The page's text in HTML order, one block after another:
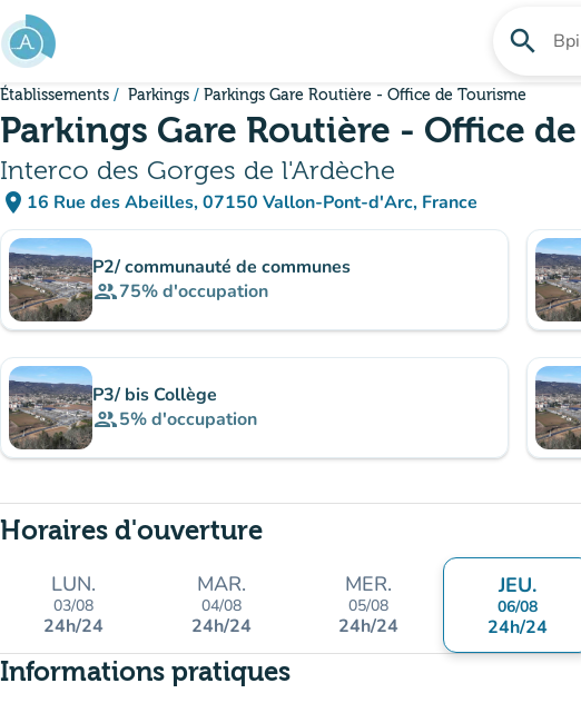
Aller au contenu principal
search
Établissements Parkings Parkings Gare Routière - Office de Tourisme
Parkings Gare Routière - Office
Interco des Gorges de l'Ardèche
place 16 Rue des Abeilles, 07150 Vallon-Pont-d'Arc, France
(ouvrir dans Google Maps)
(nouvel onglet)
Sous-sitesP2/ communauté de communes
group75%d'occupation
P3/ bis Collège
group5%d'occupation
Horaires d'ouverture
LUN.
03/08
24h/24
MAR.
04/08
24h/24
MER.
05/08
24h/24
JEU.
06/08
24h/24
Informations pratiques